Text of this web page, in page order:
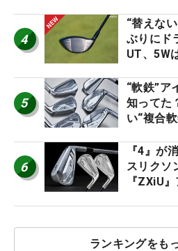
ー』 #女
4
“替えな
ぶりにド
UT、5W
5
“軟鉄”ア
知ってた
い“複合
6
『4』が
スリクソ
『ZXiU
ランキングをも